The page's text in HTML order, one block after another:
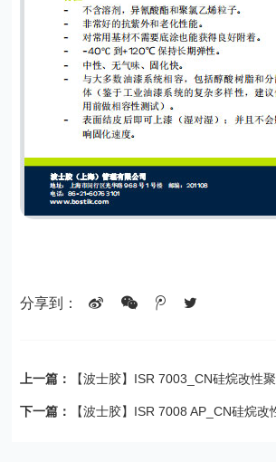
分享到：
上一篇： 【波士胶】ISR 7003_CN硅烷改性
下一篇： 【波士胶】ISR 7008 AP_CN硅烷